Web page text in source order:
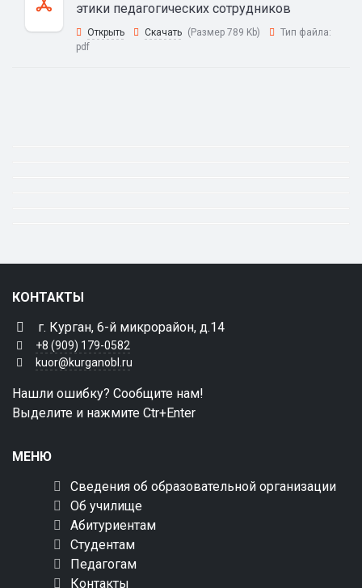
этики педагогических сотрудников
Открыть Скачать (Размер 789 Kb)
Тип файла:
pdf
КОНТАКТЫ
г. Курган, 6-й микрорайон, д.14
+8 (909) 179-0582
kuor@kurganobl.ru
Нашли ошибку? Сообщите нам!
Выделите и нажмите Ctr+Enter
МЕНЮ
Сведения об образовательной организации
Об училище
Абитуриентам
Студентам
Педагогам
Контакты